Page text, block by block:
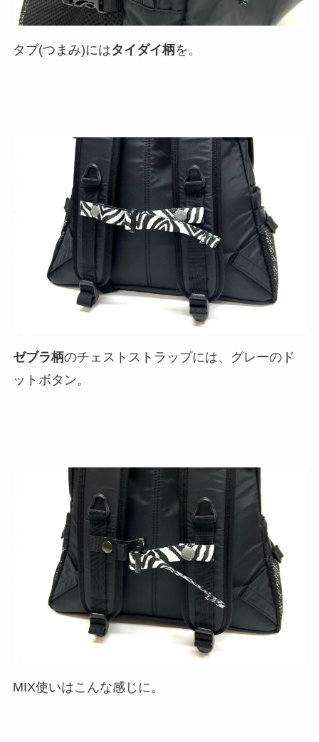
タブ(つまみ)にはタイダイ柄を。
ゼブラ柄のチェストストラップには、グレーのド
ットボタン。
MIX使いはこんな感じに。